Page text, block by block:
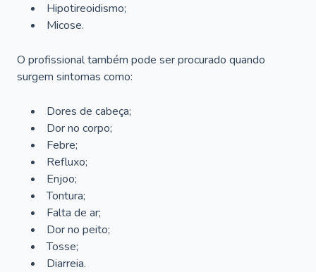
Hipotireoidismo;
Micose.
O profissional também pode ser procurado quando
surgem sintomas como:
Dores de cabeça;
Dor no corpo;
Febre;
Refluxo;
Enjoo;
Tontura;
Falta de ar;
Dor no peito;
Tosse;
Diarreia.